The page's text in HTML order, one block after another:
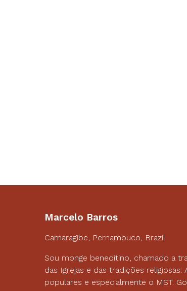
Marcelo Barros
Camaragibe, Pernambuco, Brazil
Sou monge beneditino, chamado a
das Igrejas e das tradições
populares e especialmente o MST.